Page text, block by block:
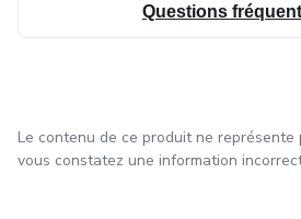
Questions
Le contenu de ce produit ne représente
vous constatez une information